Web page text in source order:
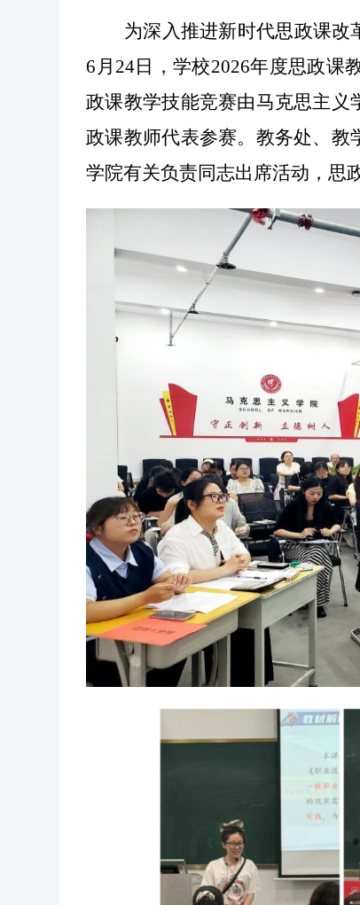
为深入推进新时代思政课改
6月24日，学校2026年度思政课
政课教学技能竞赛由马克思主义
政课教师代表参赛。教务处、教
学院有关负责同志出席活动，思